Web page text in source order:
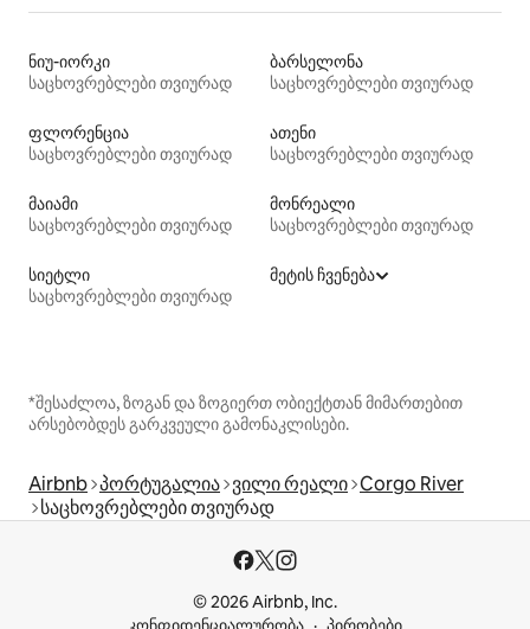
ნიუ-იორკი
საცხოვრებლები თვიურად
ბარსელონა
საცხოვრებლები თვიურად
ფლორენცია
საცხოვრებლები თვიურად
ათენი
საცხოვრებლები თვიურად
მაიამი
საცხოვრებლები თვიურად
მონრეალი
საცხოვრებლები თვიურად
სიეტლი
საცხოვრებლები თვიურად
მეტის ჩვენება
*შესაძლოა, ზოგან და ზოგიერთ ობიექტთან მიმართებით
არსებობდეს გარკვეული გამონაკლისები.
Airbnb პორტუგალია ვილი რეალი Corgo River
საცხოვრებლები თვიურად
© 2026 Airbnb, Inc.